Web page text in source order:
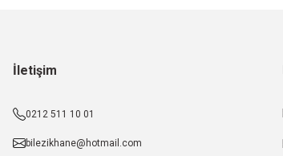
İletişim
0212 511 10 01
bilezikhane@hotmail.com